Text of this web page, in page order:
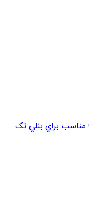
پروتکشن بدنه موتور سيکلت مدل Green مناسب براي بنلي تک